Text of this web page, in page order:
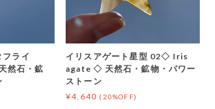
フライ
石・鉱
イリスアゲート星型 02◇ Iris
agate ◇ 天然石・鉱物・パワー
ストーン
¥4,640 (20%OFF)